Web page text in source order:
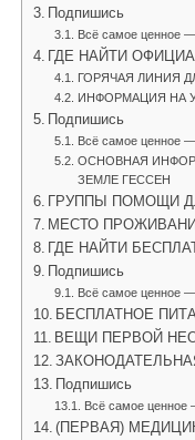
Подпишись
Всё самое ценное —
ГДЕ НАЙТИ
ГОРЯЧАЯ ЛИНИЯ
ИНФОРМАЦИЯ НА
Подпишись
Всё самое ценное —
ОСНОВНАЯ
ЗЕМЛЕ ГЕССЕН
ГРУППЫ ПОМОЩИ
МЕСТО
ГДЕ НАЙТИ
Подпишись
Всё самое ценное —
БЕСПЛАТНОЕ
ВЕЩИ ПЕРВОЙ
Подпишись
Всё самое ценное
(ПЕРВАЯ)